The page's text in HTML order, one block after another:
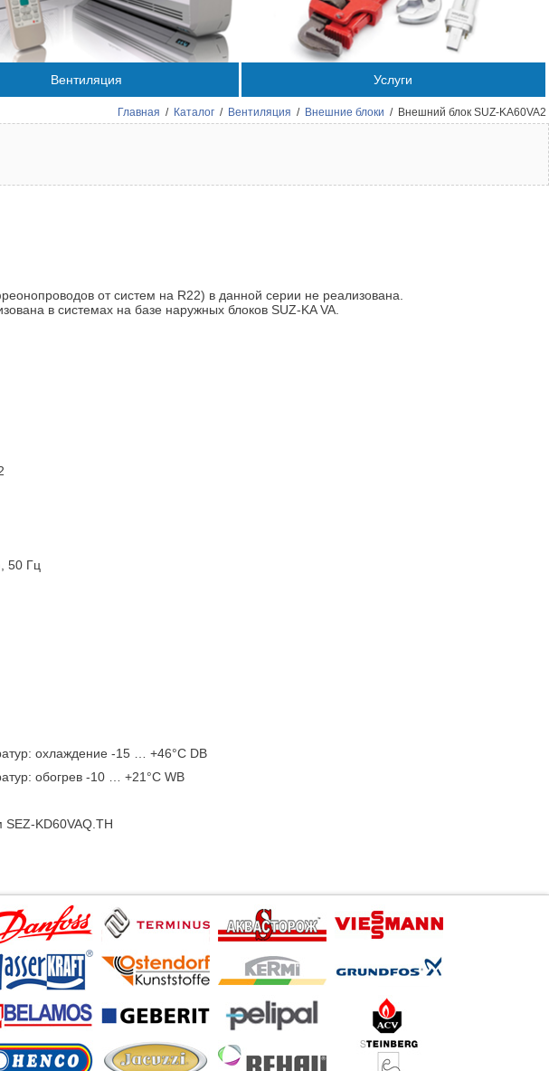
Вентиляция Услуги
Главная / Каталог / Вентиляция / Внешние блоки / Внешний блок SUZ-KA60VA2
от систем на R22) в данной серии не реализована.
в системах на базе наружных блоков SUZ-KA VA.
50 Гц
охлаждение -15 … +46°C DB
обогрев -10 … +21°C WB
KD60VAQ.TH